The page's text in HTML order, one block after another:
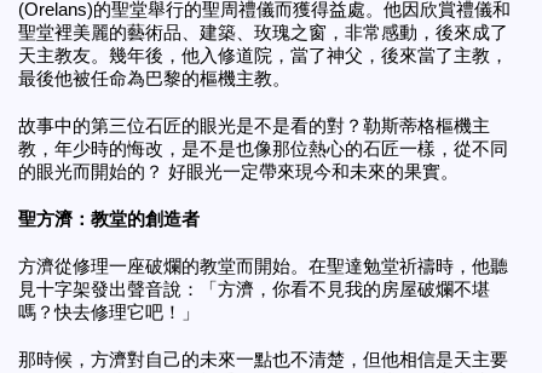
(Orelans)的聖堂舉行的聖周禮儀而獲得益處。他因欣賞禮儀和
聖堂裡美麗的藝術品、建築、玫瑰之窗，非常感動，後來成了
天主教友。幾年後，他入修道院，當了神父，後來當了主教，
最後他被任命為巴黎的樞機主教。
故事中的第三位石匠的眼光是不是看的對？勒斯蒂格樞機主
教，年少時的悔改，是不是也像那位熱心的石匠一樣，從不同
的眼光而開始的？ 好眼光一定帶來現今和未來的果實。
聖方濟：教堂的創造者
方濟從修理一座破爛的教堂而開始。在聖達勉堂祈禱時，他聽
見十字架發出聲音說：「方濟， 你看不見我的房屋破爛不堪
嗎？快去修理它吧！」
那時候，方濟對自己的未來一點也不清楚，但他相信是天主要